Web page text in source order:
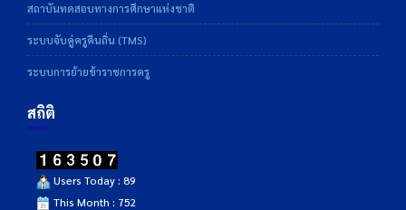
สถาบันทดสอบทางการศึกษาแห่งชาติ
ระบบจับคู่ครูคืนถิ่น (TMS)
ระบบการย้ายข้าราชการครู
สถิติ
Users Today : 89
This Month : 752